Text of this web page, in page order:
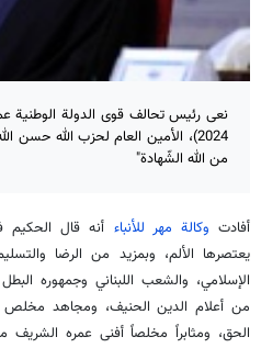
2024)، الأمين العام لحزب الله حسن
من الله الشّهادة"
أفادت وكالة مهر للأنباء أنه قال الحكيم
يعتصرها الألم، وبمزيد من الرضا
الإسلامي، والشعب اللبناني وجمهوره
من أعلام الدين الحنيف، ومجاهد مخلص
الحق، ومثابراً مخلصاً أفنى عمره الشريف